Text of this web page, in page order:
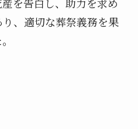
、 適切な葬祭義務を果